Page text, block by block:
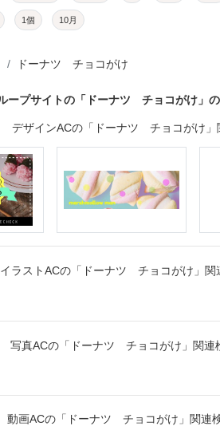
1個 10月
ドーナツ チョコがけ
ープサイトの「ドーナツ チョコがけ」
デザインACの「ドーナツ チョコがけ」
イラストACの「ドーナツ チョコがけ」関
写真ACの「ドーナツ チョコがけ」関連
動画ACの「ドーナツ チョコがけ」関連